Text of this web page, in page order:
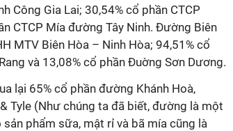
Công Gia Lai; 30,54% cổ phần CTCP
CTCP Mía đường Tây Ninh. Đường Biên
MTV Biên Hòa – Ninh Hòa; 94,51% cổ
và 13,08% cổ phần Đuờng Sơn Dương.
lại 65% cổ phần đường Khánh Hoà,
Tyle (Như chúng ta đã biết, đường là một
phẩm sữa, mật rỉ và bã mía cũng là